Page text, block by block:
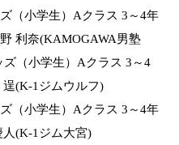
（小学生）Aクラス 3～4年
利奈(KAMOGAWA男塾
（小学生）Aクラス 3～4
(K-1ジムウルフ)
（小学生）Aクラス 3～4年
(K-1ジム大宮)